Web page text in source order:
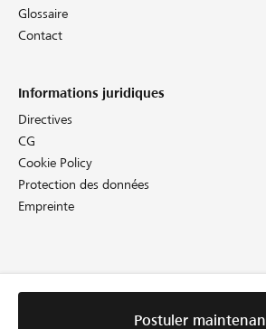
Postuler
Glossaire
Contact
Informations juridiques
Directives
CG
Cookie Policy
Protection des données
Empreinte